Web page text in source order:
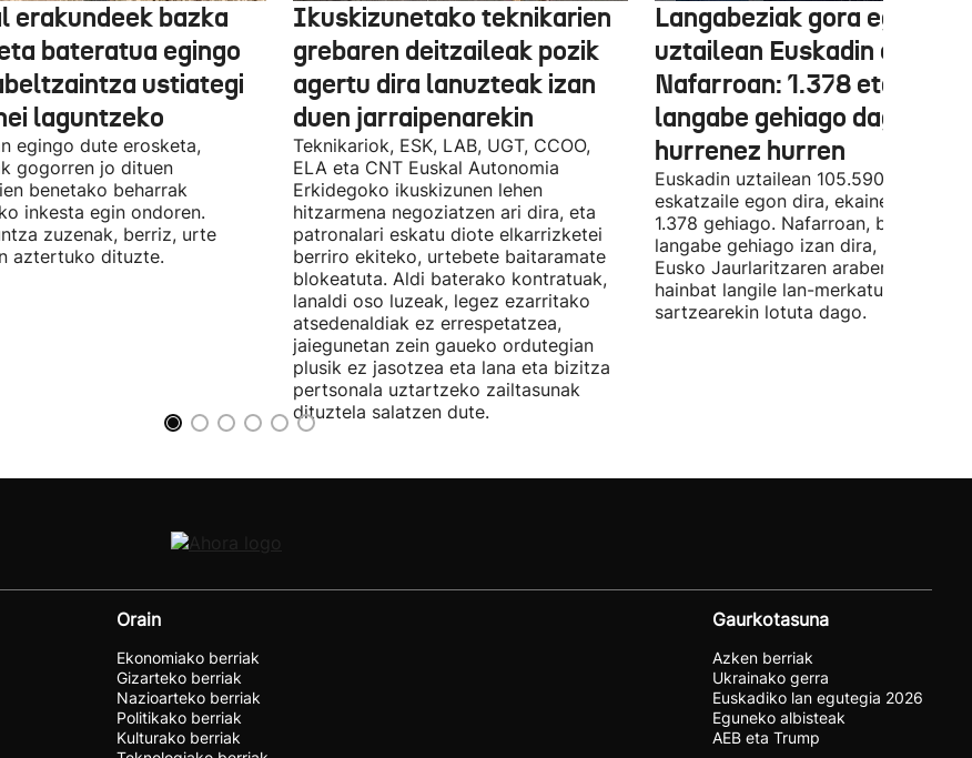
erakundeek bazka
bateratua egingo
ustiategi
laguntzeko
egingo dute erosketa,
gogorren jo dituen
benetako beharrak
inkesta egin ondoren.
zuzenak, berriz, urte
aztertuko dituzte.
Ikuskizunetako teknikarien
grebaren deitzaileak pozik
agertu dira lanuzteak izan
duen jarraipenarekin
Teknikariok, ESK, LAB, UGT, CCOO,
ELA eta CNT Euskal Autonomia
Erkidegoko ikuskizunen lehen
hitzarmena negoziatzen ari dira, eta
patronalari eskatu diote elkarrizketei
berriro ekiteko, urtebete baitaramate
blokeatuta. Aldi baterako kontratuak,
lanaldi oso luzeak, legez ezarritako
atsedenaldiak ez errespetatzea,
jaiegunetan zein gaueko ordutegian
plusik ez jasotzea eta lana eta bizitza
pertsonala uztartzeko zailtasunak
dituztela salatzen dute.
Langabeziak gora egin du
uztailean Euskadin eta
Nafarroan: 1.378 eta 534
langabe gehiago dago,
hurrenez hurren
Euskadin uztailean 105.590 enplegu-
eskatzaile egon dira, ekainean baino
1.378 gehiago. Nafarroan, berriz, 534
langabe gehiago izan dira, 28.843.
Eusko Jaurlaritzaren arabera, datu
hainbat langile lan-merkatuan
sartzearekin lotuta dago.
Orain
Ekonomiako berriak
Gizarteko berriak
Nazioarteko berriak
Politikako berriak
Kulturako berriak
Gaurkotasuna
Azken berriak
Ukrainako gerra
Euskadiko lan egutegia 2026
Eguneko albisteak
AEB eta Trump